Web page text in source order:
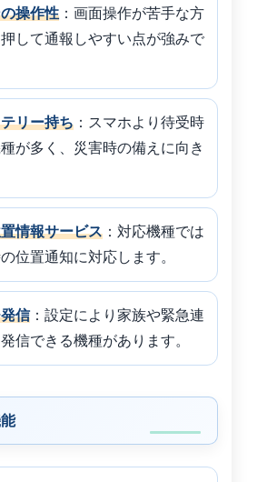
操作性 ：画面操作が苦手な方
して通報しやすい点が強みで
リー持ち ：スマホより待受時
が多く、災害時の備えに向き
情報サービス ：対応機種では
位置通知に対応します。
信：設定により家族や緊急連
信できる機種があります。